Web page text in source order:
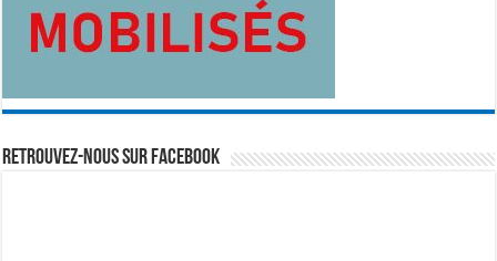
Retrouvez-nous sur Facebook